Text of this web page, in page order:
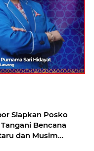
Siapkan Posko
Bencana
dan Musim